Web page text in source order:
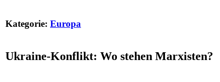
Kategorie: Europa
Ukraine-Konflikt: Wo stehen Marxisten?